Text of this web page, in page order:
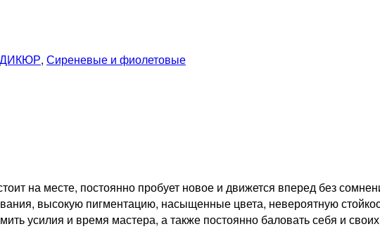
, Сиреневые и фиолетовые
на месте, постоянно пробует новое и движется вперед без
высокую пигментацию, насыщенные цвета, невероятную
усилия и время мастера, а также постоянно баловать себя и